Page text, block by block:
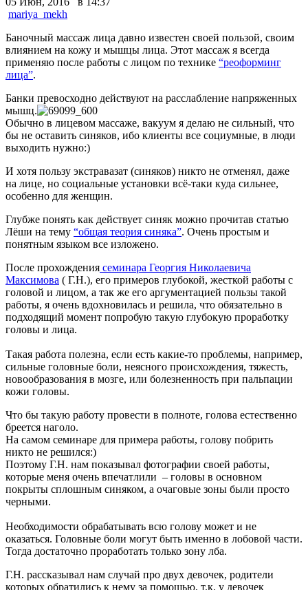
mariya_mekh
Баночный массаж лица давно известен своей пользой, своим
влиянием на кожу и мышцы лица. Этот массаж я всегда
применяю после работы с лицом по технике “реоформинг
лица”.
Банки превосходно действуют на расслабление напряженных
мышц.
Обычно в лицевом массаже, вакуум я делаю не сильный, что
бы не оставить синяков, ибо клиенты все социумные, в люди
выходить нужно:)
И хотя пользу экстравазат (синяков) никто не отменял, даже
на лице, но социальные установки всё-таки куда сильнее,
особенно для женщин.
Глубже понять как действует синяк можно прочитав статью
Лёши на тему “общая теория синяка”. Очень простым и
понятным языком все изложено.
После прохождения семинара Георгия Николаевича
Максимова ( Г.Н.), его примеров глубокой, жесткой работы с
головой и лицом, а так же его аргументацией пользы такой
работы, я очень вдохновилась и решила, что обязательно в
подходящий момент попробую такую глубокую проработку
головы и лица.
Такая работа полезна, если есть какие-то проблемы, например,
сильные головные боли, неясного происхождения, тяжесть,
новообразования в мозге, или болезненность при пальпации
кожи головы.
Что бы такую работу провести в полноте, голова естественно
бреется наголо.
На самом семинаре для примера работы, голову побрить
никто не решился:)
Поэтому Г.Н. нам показывал фотографии своей работы,
которые меня очень впечатлили – головы в основном
покрыты сплошным синяком, а очаговые зоны были просто
черными.
Необходимости обрабатывать всю голову может и не
оказаться. Головные боли могут быть именно в лобовой части.
Тогда достаточно проработать только зону лба.
Г.Н. рассказывал нам случай про двух девочек, родители
которых обратились к нему за помощью, т.к. у девочек